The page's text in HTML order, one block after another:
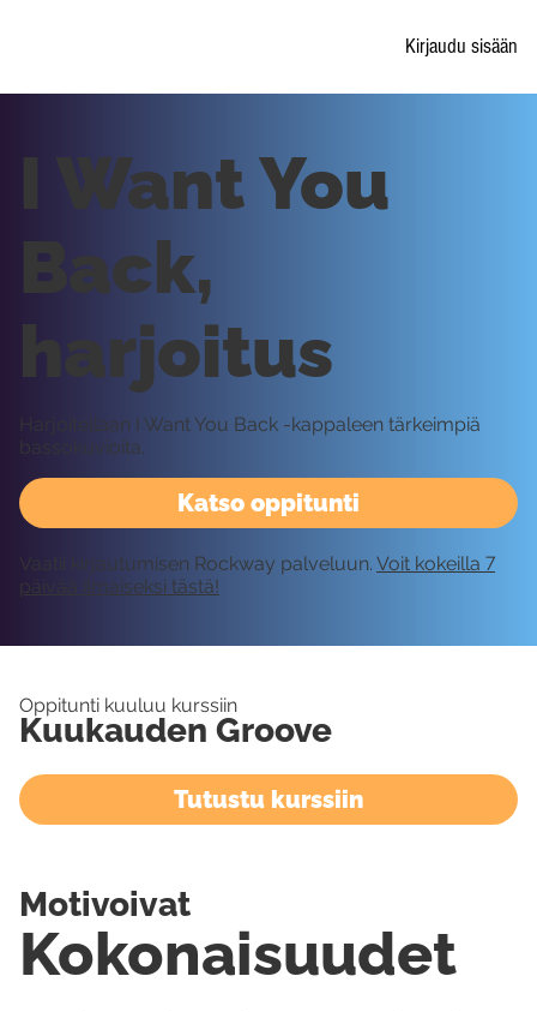
Kirjaudu sisään
Katso oppitunti
I Want You
Back,
harjoitus
Harjoitellaan I Want You Back -kappaleen tärkeimpiä
bassokuvioita.
Vaatii kirjautumisen Rockway palveluun. Voit kokeilla 7
päivää ilmaiseksi tästä!
Oppitunti kuuluu kurssiin
Kuukauden Groove
Tutustu kurssiin
Kokonaisuudet
Motivoivat